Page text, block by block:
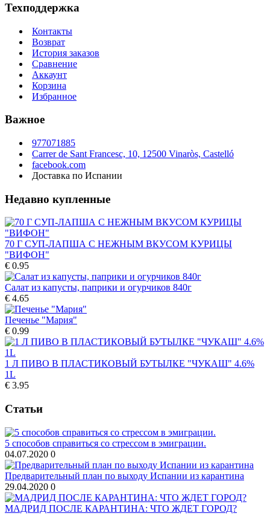
Техподдержка
Контакты
Возврат
История заказов
Сравнение
Аккаунт
Корзина
Избранное
Важное
977071885
Carrer de Sant Francesc, 10, 12500 Vinaròs, Castelló
facebook.com
Доставка по Испании
Недавно купленные
70 Г СУП-ЛАПША С НЕЖНЫМ ВКУСОМ КУРИЦЫ
"ВИФОН"
€ 0.95
Салат из капусты, паприки и огурчиков 840г
€ 4.65
Печенье "Мария"
€ 0.99
1 Л ПИВО В ПЛАСТИКОВЫЙ БУТЫЛКЕ "ЧУКАШ" 4.6%
1L
€ 3.95
Статьи
5 способов справиться со стрессом в эмиграции.
04.07.2020 0
Предварительный план по выходу Испании из карантина
29.04.2020 0
МАДРИД ПОСЛЕ КАРАНТИНА: ЧТО ЖДЕТ ГОРОД?